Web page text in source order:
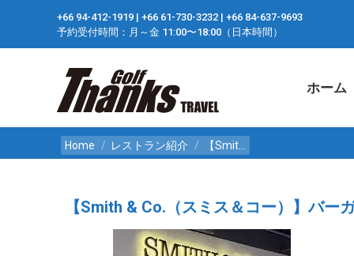
+66 94-412-1919 ​| +66 61-730-3232 ​| +66 84-637-9693
予約受付時間：月～金 11:00〜18:00（日本時間）
ホーム
You are here:
Home レストラン紹介 【Smit…
【Smith & Co.（スミス＆コー）】バ